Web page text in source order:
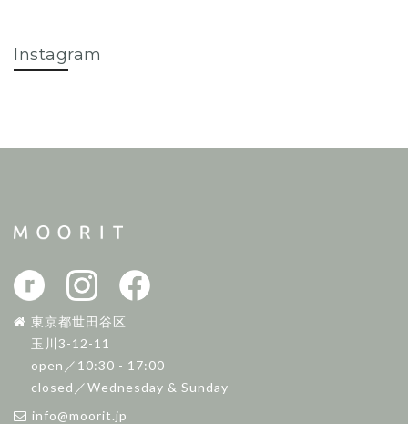
Instagram
東京都世田谷区
玉川3-12-11
open／10:30 - 17:00
closed／Wednesday & Sunday
info@moorit.jp